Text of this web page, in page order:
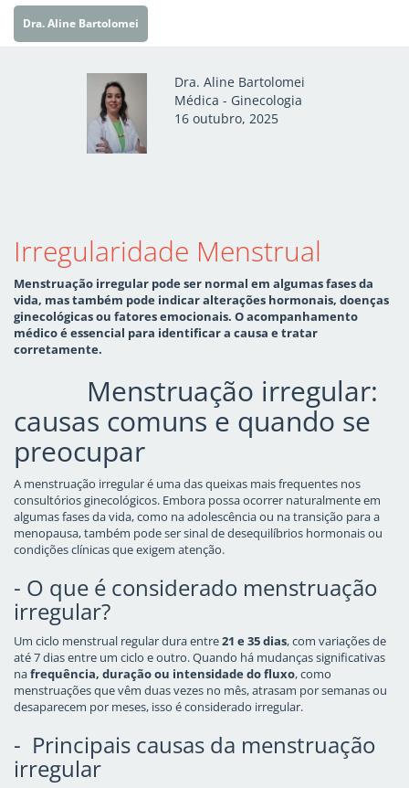
Dra. Aline Bartolomei
Dra. Aline Bartolomei
Médica - Ginecologia
16 outubro, 2025
Irregularidade Menstrual
Menstruação irregular pode ser normal em algumas fases da
vida, mas também pode indicar alterações hormonais, doenças
ginecológicas ou fatores emocionais. O acompanhamento
médico é essencial para identificar a causa e tratar
corretamente.
Menstruação irregular:
causas comuns e quando se
preocupar
A menstruação irregular é uma das queixas mais frequentes nos
consultórios ginecológicos. Embora possa ocorrer naturalmente em
algumas fases da vida, como na adolescência ou na transição para a
menopausa, também pode ser sinal de desequilíbrios hormonais ou
condições clínicas que exigem atenção.
- O que é considerado menstruação
irregular?
Um ciclo menstrual regular dura entre21 e 35 dias, com variações de
até 7 dias entre um ciclo e outro. Quando há mudanças significativas
nafrequência, duração ou intensidade do fluxo, como
menstruações que vêm duas vezes no mês, atrasam por semanas ou
desaparecem por meses, isso é considerado irregular.
- Principais causas da menstruação
irregular